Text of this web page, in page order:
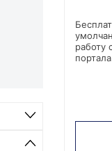
работу